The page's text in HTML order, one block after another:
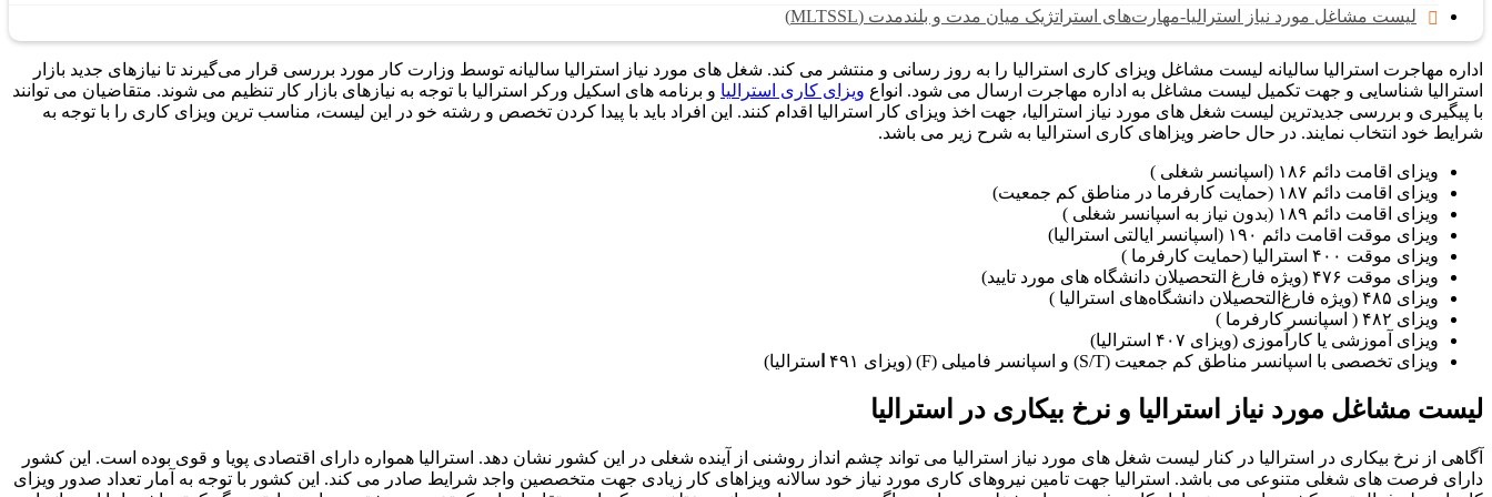
لیست مشاغل مورد نیاز استرالیا-مهارت‌های استراتژیک میان مدت و بلندمدت (MLTSSL)
اداره مهاجرت استرالیا سالیانه لیست مشاغل ویزای کاری استرالیا را به روز رسانی و منتشر می کند. شغل های مورد نیاز استرالیا سالیانه توسط وزارت کار مورد بررسی قرار می‌گیرند تا نیازهای جدید بازار
استرالیا شناسایی و جهت تکمیل لیست مشاغل به اداره مهاجرت ارسال می شود. انواع ویزای کاری استرالیا و برنامه های اسکیل ورکر استرالیا با توجه به نیازهای بازار کار تنظیم می شوند. متقاضیان می توانند
با پیگیری و بررسی جدیدترین لیست شغل های مورد نیاز استرالیا، جهت اخذ ویزای کار استرالیا اقدام کنند. این افراد باید با پیدا کردن تخصص و رشته خو در این لیست، مناسب ترین ویزای کاری را با توجه به
شرایط خود انتخاب نمایند. در حال حاضر ویزاهای کاری استرالیا به شرح زیر می باشد.
ویزای اقامت دائم ۱۸۶ (اسپانسر شغلی )
ویزای اقامت دائم ۱۸۷ (حمایت کارفرما در مناطق کم جمعیت)
ویزای اقامت دائم ۱۸۹ (بدون نیاز به اسپانسر شغلی )
ویزای موقت اقامت دائم ۱۹۰ (اسپانسر ایالتی استرالیا)
ویزای موقت ۴۰۰ استرالیا (حمایت کارفرما )
ویزای موقت ۴۷۶ (ویژه فارغ التحصیلان دانشگاه های مورد تایید)
ویزای ۴۸۵ (ویژه فارغ‌التحصیلان دانشگاه‌های استرالیا )
ویزای ۴۸۲ ( اسپانسر کارفرما )
ویزای آموزشی یا کارآموزی (ویزای ۴۰۷ استرالیا)
ویزای تخصصی با اسپانسر مناطق کم‌ جمعیت (S/T) و اسپانسر فامیلی (F) (ویزای ۴۹۱
سترالیا)
لیست مشاغل مورد نیاز استرالیا و نرخ بیکاری در استرالیا
آگاهی از نرخ بیکاری در استرالیا در کنار لیست شغل های مورد نیاز استرالیا می تواند چشم انداز روشنی از آینده شغلی در این کشور نشان دهد. استرالیا همواره دارای اقتصادی پویا و قوی بوده است. این کشور
دارای فرصت های شغلی متنوعی می باشد. استرالیا جهت تامین نیروهای کاری مورد نیاز خود سالانه ویزاهای کار زیادی جهت متخصصین واجد شرایط صادر می کند. این کشور با توجه به آمار تعداد صدور ویزای